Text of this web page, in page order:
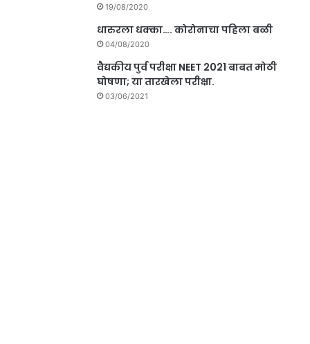
19/08/2020
धारुरला धक्का…. कोरोनाचा पहिला बळी
04/08/2020
वैद्यकीय पुर्व परीक्षा NEET 2021 बाबत मोठी
घोषणा; या तारखेला परीक्षा.
03/06/2021